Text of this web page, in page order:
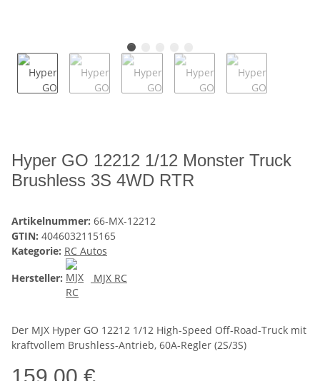
Hyper GO 12212 1/12 Monster Truck
Brushless 3S 4WD RTR
Artikelnummer: 66-MX-12212
GTIN: 4046032115165
Kategorie: RC Autos
Hersteller:
MJX RC
Der MJX Hyper GO 12212 1/12 High-Speed Off-Road-Truck mit
kraftvollem Brushless-Antrieb, 60A-Regler (2S/3S)